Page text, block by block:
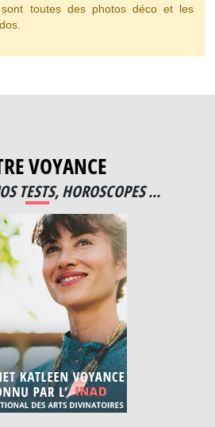
toutes des photos déco et les
VOYANCE
TESTS, HOROSCOPES ...